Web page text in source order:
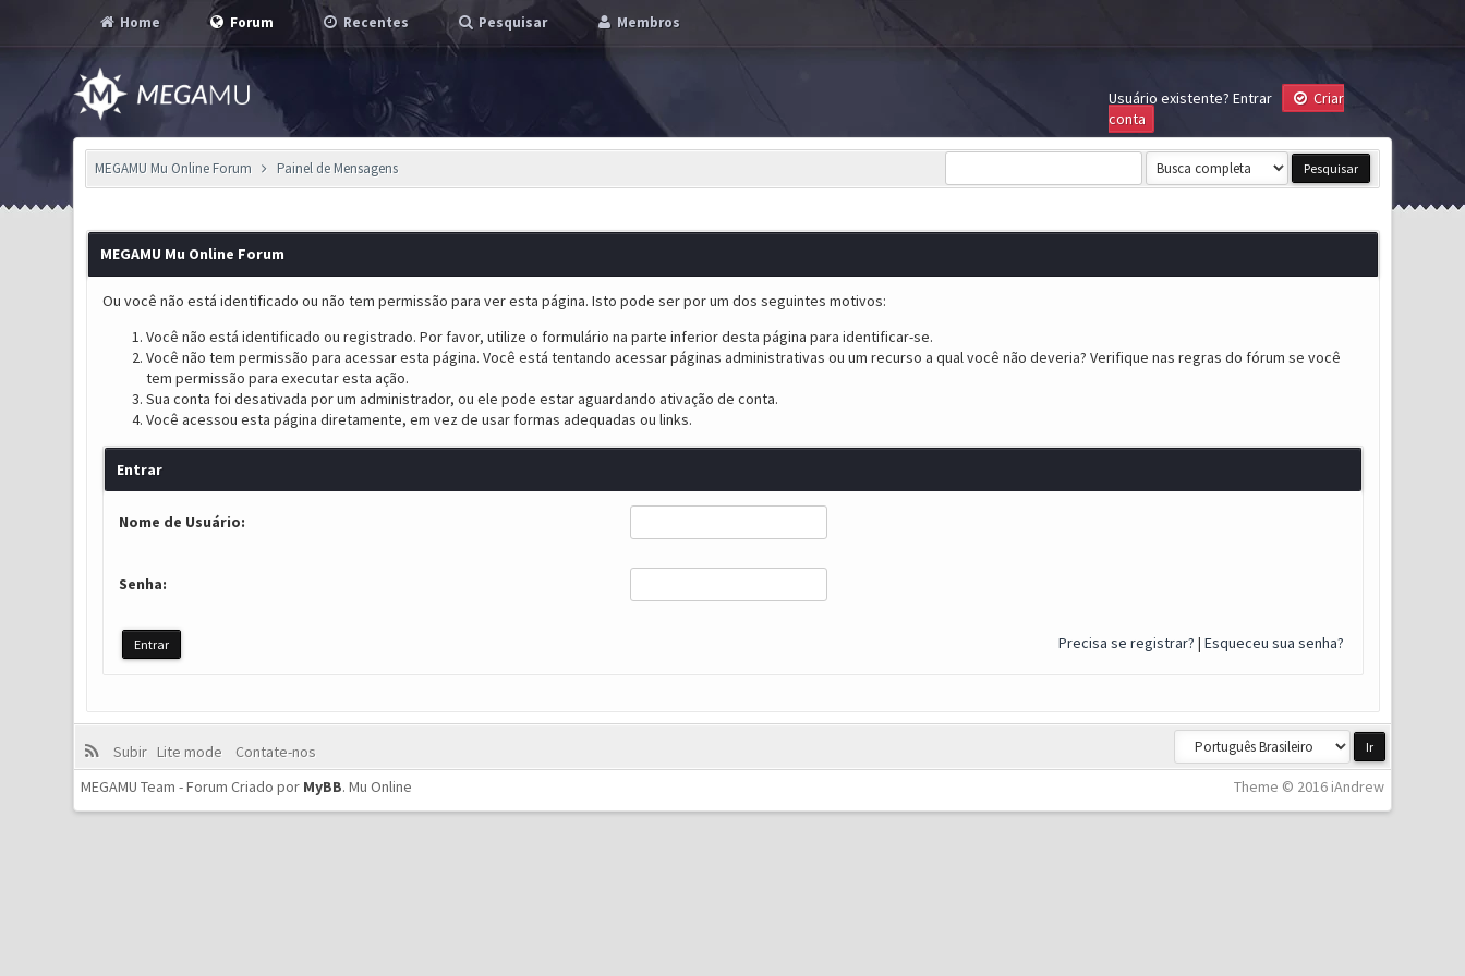
Home Forum Recentes Pesquisar Membros
Usuário existente? Entrar
Criar
conta
MEGAMU Mu Online Forum Painel de Mensagens
MEGAMU Mu Online Forum
Ou você não está identificado ou não tem permissão para ver esta página. Isto pode ser por um dos seguintes motivos:
Você não está identificado ou registrado. Por favor, utilize o formulário na parte inferior desta página para identificar-se.
Você não tem permissão para acessar esta página. Você está tentando acessar páginas administrativas ou um recurso a qual você não deveria? Verifique nas regras do fórum se você
tem permissão para executar esta ação.
Sua conta foi desativada por um administrador, ou ele pode estar aguardando ativação de conta.
Você acessou esta página diretamente, em vez de usar formas adequadas ou links.
Entrar
Nome de Usuário:
Senha:
Precisa se registrar? | Esqueceu sua senha?
Subir Lite mode
Contate-nos
Theme © 2016 iAndrew
MEGAMU Team - Forum Criado por MyBB.Mu Online